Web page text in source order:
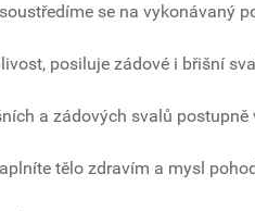
se na vykonávaný
posiluje zádové i břišní
a zádových svalů
tělo zdravím a mysl